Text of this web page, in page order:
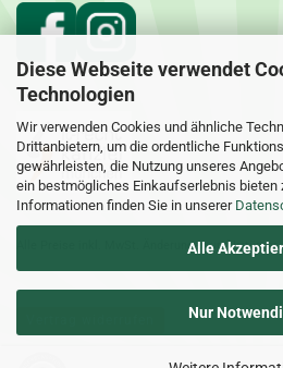
Diese Webseite verwendet
Technologien
Wir verwenden Cookies und ähnliche
Drittanbietern, um die ordentliche
gewährleisten, die Nutzung unseres
ein bestmögliches Einkaufserlebnis bieten
Informationen finden Sie in unserer
Alle
Nur
Alle Preise inkl. MwSt. Änderungen und Irrtümer